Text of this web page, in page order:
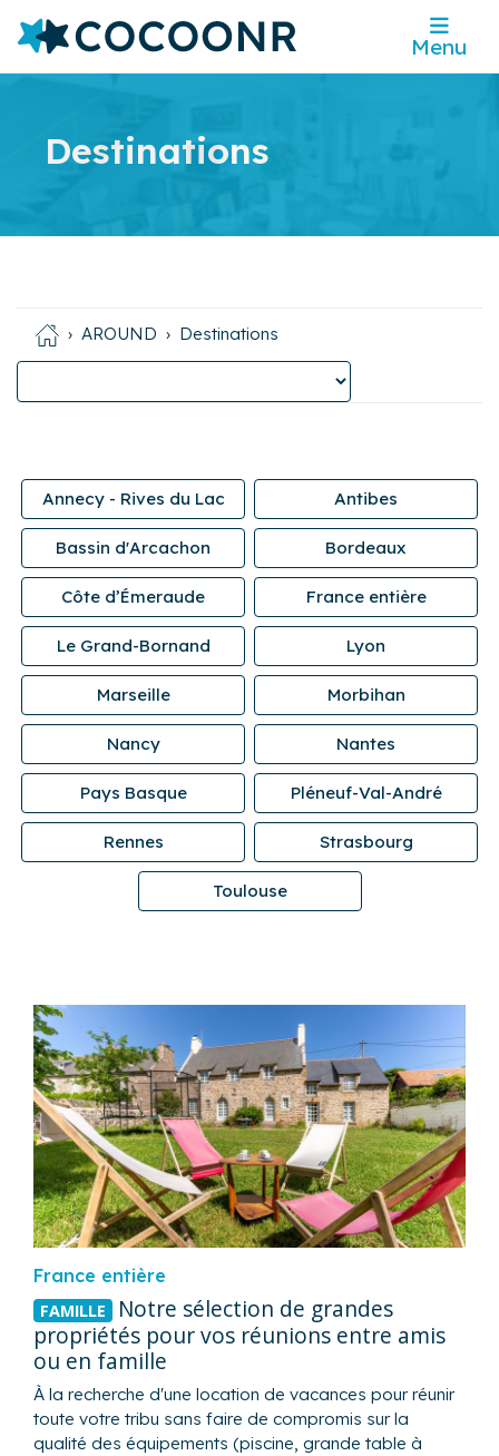
Menu
Destinations
AROUND Destinations
Annecy - Rives du Lac Antibes
Bassin d'Arcachon Bordeaux
Côte d’Émeraude France entière
Le Grand-Bornand Lyon
Marseille Morbihan
Nancy Nantes
Pays Basque Pléneuf-Val-André
Rennes Strasbourg
Toulouse
France entière
FAMILLE Notre sélection de grandes
propriétés pour vos réunions entre amis
ou en famille
À la recherche d'une location de vacances pour réunir
toute votre tribu sans faire de compromis sur la
qualité des équipements (piscine, grande table à